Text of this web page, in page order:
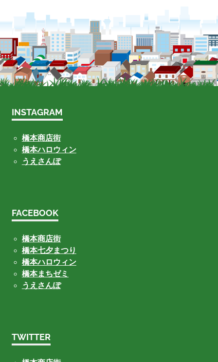
INSTAGRAM
橋本商店街
橋本ハロウィン
うえさんぽ
FACEBOOK
橋本商店街
橋本七夕まつり
橋本ハロウィン
橋本まちゼミ
うえさんぽ
TWITTER